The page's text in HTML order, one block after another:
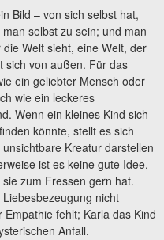
Bild – von sich selbst hat,
selbst zu sein; und man
Welt sieht, eine Welt, der
sich von außen. Für das
ein geliebter Mensch oder
wie ein leckeres
Wenn ein kleines Kind sich
könnte, stellt es sich
Kreatur darstellen
ist es keine gute Idee,
zum Fressen gern hat.
nicht
fehlt; Karla das Kind
Anfall.